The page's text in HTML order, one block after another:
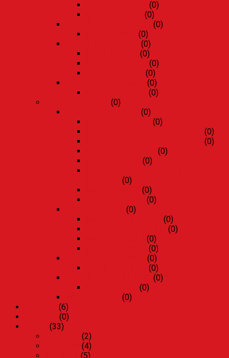
(0)
(0)
(0)
(0)
(0)
(0)
(0)
(0)
(0)
(0)
(0)
(0)
(0)
(0)
(0)
(0)
(0)
(0)
(0)
(0)
(0)
(0)
(0)
(0)
(0)
(0)
(0)
(0)
(0)
(0)
(6)
(0)
(33)
(2)
(4)
(5)